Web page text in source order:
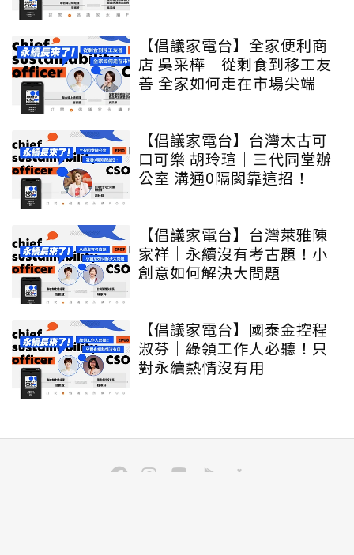
【倡議家電台】全家便利商
店 吳采樺｜從剩食到移工友
善 全家如何走在市場尖端
【倡議家電台】台灣太古可
口可樂 胡玲瑄｜三代同堂辦
公室 溝通0隔閡靠這招！
【倡議家電台】台灣萊雅陳
家祥｜永續沒有考古題！小
創意如何解決大問題
【倡議家電台】國泰金控程
淑芬｜綠領工作人必聽！只
對永續熱情沒有用